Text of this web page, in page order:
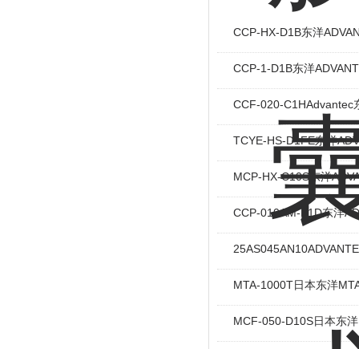
CCP-HX-D1B东洋
CCP-1-D1B东洋
CCF-020-C1HAdvantec
TCYE-HS-D1FE东洋
MCP-HX-C10S东洋
CCP-010AM-E1D东洋
MTA-1000T日本东洋
MCF-050-D10S日本东